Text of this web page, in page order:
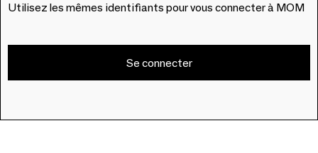
Utilisez les mêmes identifiants pour vous connecter à MOM
Se connecter